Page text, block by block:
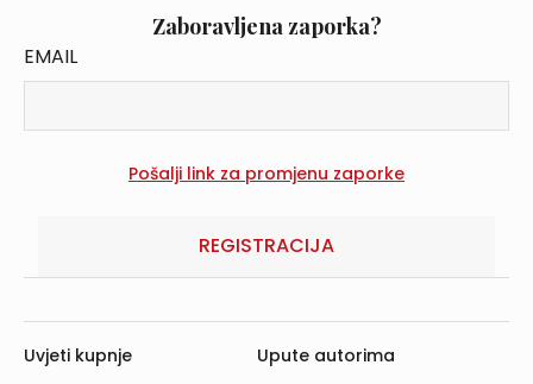
Zaboravljena zaporka?
EMAIL
REGISTRACIJA
Uvjeti kupnje Upute autorima